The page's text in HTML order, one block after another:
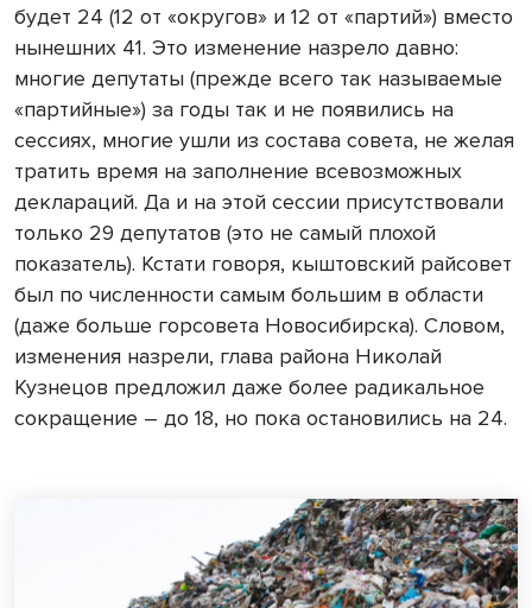
будет 24 (12 от «округов» и 12 от «партий») вместо
нынешних 41. Это изменение назрело давно:
многие депутаты (прежде всего так называемые
«партийные») за годы так и не появились на
сессиях, многие ушли из состава совета, не желая
тратить время на заполнение всевозможных
деклараций. Да и на этой сессии присутствовали
только 29 депутатов (это не самый плохой
показатель). Кстати говоря, кыштовский райсовет
был по численности самым большим в области
(даже больше горсовета Новосибирска). Словом,
изменения назрели, глава района Николай
Кузнецов предложил даже более радикальное
сокращение – до 18, но пока остановились на 24.